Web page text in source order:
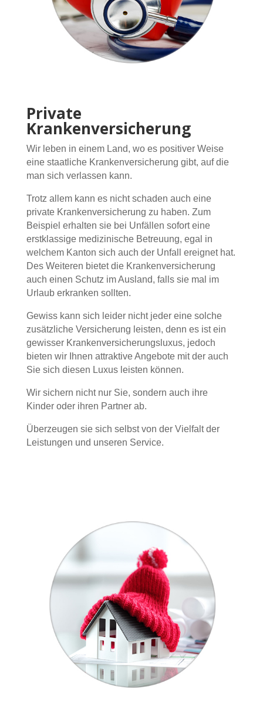
Private
Krankenversicherung
Wir leben in einem Land, wo es positiver Weise
eine staatliche Krankenversicherung gibt, auf die
man sich verlassen kann.
Trotz allem kann es nicht schaden auch eine
private Krankenversicherung zu haben. Zum
Beispiel erhalten sie bei Unfällen sofort eine
erstklassige medizinische Betreuung, egal in
welchem Kanton sich auch der Unfall ereignet hat.
Des Weiteren bietet die Krankenversicherung
auch einen Schutz im Ausland, falls sie mal im
Urlaub erkranken sollten.
Gewiss kann sich leider nicht jeder eine solche
zusätzliche Versicherung leisten, denn es ist ein
gewisser Krankenversicherungsluxus, jedoch
bieten wir Ihnen attraktive Angebote mit der auch
Sie sich diesen Luxus leisten können.
Wir sichern nicht nur Sie, sondern auch ihre
Kinder oder ihren Partner ab.
Überzeugen sie sich selbst von der Vielfalt der
Leistungen und unseren Service.